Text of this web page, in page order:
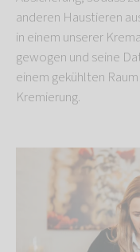
anderen Haustieren
in einem unserer
gewogen und seine
einem gekühlten
Kremierung.